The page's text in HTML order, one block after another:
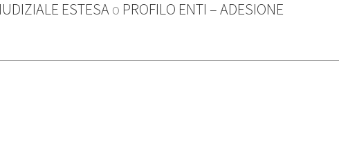
ESTESAo PROFILO ENTI – ADESIONE